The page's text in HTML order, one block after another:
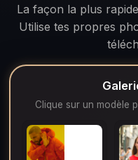
La façon la plus
Utilise tes propres
Clique sur un modèle